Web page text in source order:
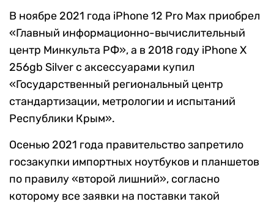
В ноябре 2021 года iPhone 12 Pro Max приобрел
«Главный информационно-вычислительный
центр Минкульта РФ», а в 2018 году iPhone X
256gb Silver с аксессуарами купил
«Государственный региональный центр
стандартизации, метрологии и испытаний
Республики Крым».
Осенью 2021 года правительство запретило
госзакупки импортных ноутбуков и планшетов
по правилу «второй лишний», согласно
которому все заявки на поставки такой